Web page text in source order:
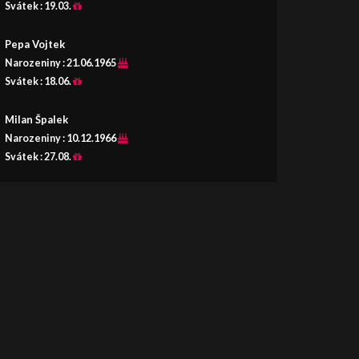
Svátek : 19.03.
Pepa Vojtek
Narozeniny :21.06.1965
Svátek : 18.06.
Milan Špalek
Narozeniny : 10.12.1966
Svátek :27.08.